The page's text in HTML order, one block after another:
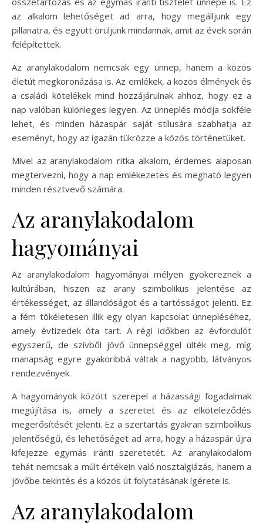
az alkalom lehetőséget ad arra, hogy megálljunk egy
pillanatra, és együtt örüljünk mindannak, amit az évek során
felépítettek.
Az aranylakodalom nemcsak egy ünnep, hanem a közös
életút megkoronázása is. Az emlékek, a közös élmények és
a családi kötelékek mind hozzájárulnak ahhoz, hogy ez a
nap valóban különleges legyen. Az ünneplés módja sokféle
lehet, és minden házaspár saját stílusára szabhatja az
eseményt, hogy az igazán tükrözze a közös történetüket.
Mivel az aranylakodalom ritka alkalom, érdemes alaposan
megtervezni, hogy a nap emlékezetes és megható legyen
minden résztvevő számára.
Az aranylakodalom
hagyományai
Az aranylakodalom hagyományai mélyen gyökereznek a
kultúrában, hiszen az arany szimbolikus jelentése az
értékességet, az állandóságot és a tartósságot jelenti. Ez
a fém tökéletesen illik egy olyan kapcsolat ünnepléséhez,
amely évtizedek óta tart. A régi időkben az évfordulót
egyszerű, de szívből jövő ünnepséggel ülték meg, míg
manapság egyre gyakoribbá váltak a nagyobb, látványos
rendezvények.
A hagyományok között szerepel a házassági fogadalmak
megújítása is, amely a szeretet és az elköteleződés
megerősítését jelenti. Ez a szertartás gyakran szimbolikus
jelentőségű, és lehetőséget ad arra, hogy a házaspár újra
kifejezze egymás iránti szeretetét. Az aranylakodalom
tehát nemcsak a múlt értékein való nosztalgiázás, hanem a
jövőbe tekintés és a közös út folytatásának ígérete is.
Az aranylakodalom